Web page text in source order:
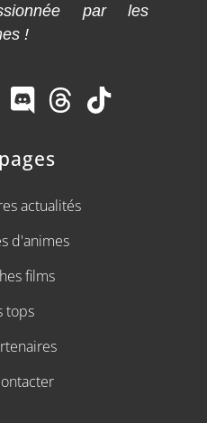
par les
!
actualités
d'animes
films
tops